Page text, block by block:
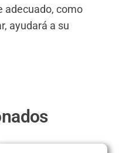
adecuado, como
ayudará a su